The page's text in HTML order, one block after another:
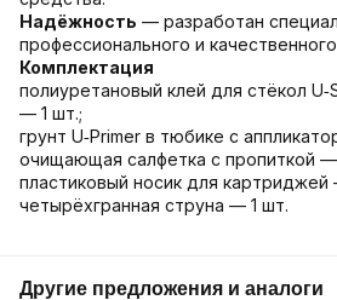
Надёжность — разработан
профессионального и
Комплектация
полиуретановый клей для стёкол
— 1 шт.;
грунт U‑Primer в тюбике с
очищающая салфетка с пропиткой —
пластиковый носик для картриджей
четырёхгранная струна — 1 шт.
Другие предложения и аналоги